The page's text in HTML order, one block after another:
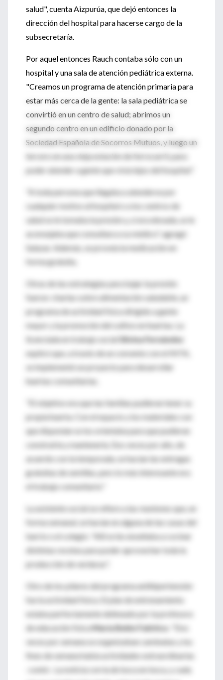
salud", cuenta Aizpurúa, que dejó entonces la
dirección del hospital para hacerse cargo de la
subsecretaría.
Por aquel entonces Rauch contaba sólo con un
hospital y una sala de atención pediátrica externa.
"Creamos un programa de atención primaria para
estar más cerca de la gente: la sala pediátrica se
convirtió en un centro de salud; abrimos un
segundo centro en un edificio donado por la
Sociedad Española de Socorros Mutuos, y luego un
tercero en una vieja estación de ferrocarril, para
poder atender a gente que vivía lejos del hospital."
"A toda persona que llegaba a atenderse por
cualquier motivo al hospital o a los centros de
salud se le tomaba la presión y, si era elevada, se le
aconsejaba que consultara a su médico", agregó
Salazar. Además, se proveía la medicación en
forma gratuita.
Otras de las estrategias para bajar la presión
fueron: charlas sobre alimentación saludable, un
programa de actividad física dirigido a gente
mayor y la promoción del cultivo en huertas. La
licenciada en trabajo socialSilvina Fernández
explicó que, a través de un convenio con el INTA,
se implementó un proyecto para desarrollar
huertas comunitarias.
"El objetivo era que las familias pudieran tener su
propia huerta. Con el espacio y los materiales con
que disponían se los orientaba para que pudieran
construirla y mantenerla. Dos veces por año, de
acuerdo con la temporada, se hacían las entregas
gratuitas de semillas, pero lo más interesante era
el trabajo comunitario."
La asistente social se refiere a las reuniones que, en
forma semanal, se hacían en alguna de las casas del
barrio o el colegio: "Allí se les enseñaba a cocinar
distintas recetas para poder aprovechar toda la
producción de verduras".
Otro de los pilares del programa antihipertensión
fue la actividad física. El plan de entrenamiento
estaba perfectamente delineado por la profesora
de educación físicaMaría Belén Falótico
. "Dos
veces por semana se organizaban caminatas y los
fines de semana había actividades extraordinarias
-contó-. La noticia corría de boca en boca, y cada